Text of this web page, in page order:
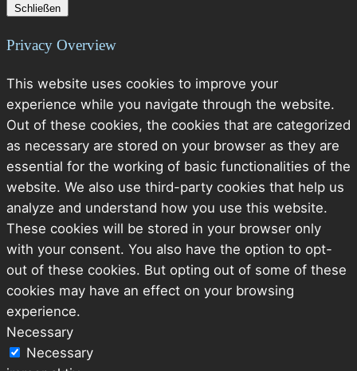
Schließen
Privacy Overview
This website uses cookies to improve your
experience while you navigate through the website.
Out of these cookies, the cookies that are categorized
as necessary are stored on your browser as they are
essential for the working of basic functionalities of the
website. We also use third-party cookies that help us
analyze and understand how you use this website.
These cookies will be stored in your browser only
with your consent. You also have the option to opt-
out of these cookies. But opting out of some of these
cookies may have an effect on your browsing
experience.
Necessary
Necessary